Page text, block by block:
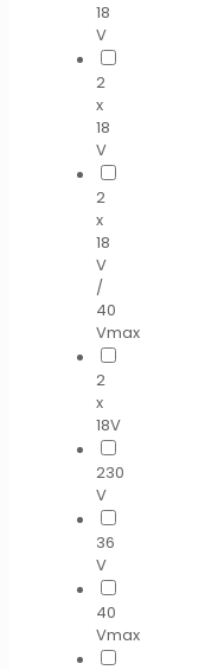
18
V
2
x
18
V
2
x
18
V
/
40
Vmax
2
x
18V
230
V
36
V
40
Vmax